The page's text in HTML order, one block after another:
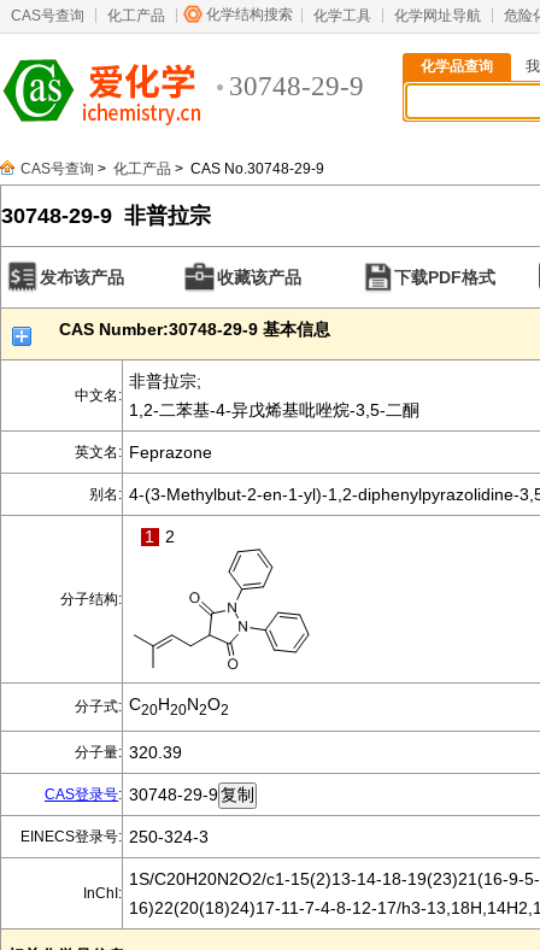
CAS号查询 化工产品 化学结构搜索 化学工具 化学网址导航 危险
30748-29-9
化学品查询
CAS号查询 > 化工产品 > CAS No.30748-29-9
30748-29-9 非普拉宗
发布该产品 收藏该产品 下载PDF格式
CAS Number:30748-29-9 基本信息
中文名:
非普拉宗;
1,2-二苯基-4-异戊烯基吡唑烷-3,5-二酮
英文名: Feprazone
别名: 4-(3-Methylbut-2-en-1-yl)-1,2-diphenylpyrazolidine-
分子结构:
1 2
分子式: C20H20N2O2
分子量: 320.39
CAS登录号: 30748-29-9
EINECS登录号: 250-324-3
InChI:
1S/C20H20N2O2/c1-15(2)13-14-18-19(23)21(16-9-
16)22(20(18)24)17-11-7-4-8-12-17/h3-